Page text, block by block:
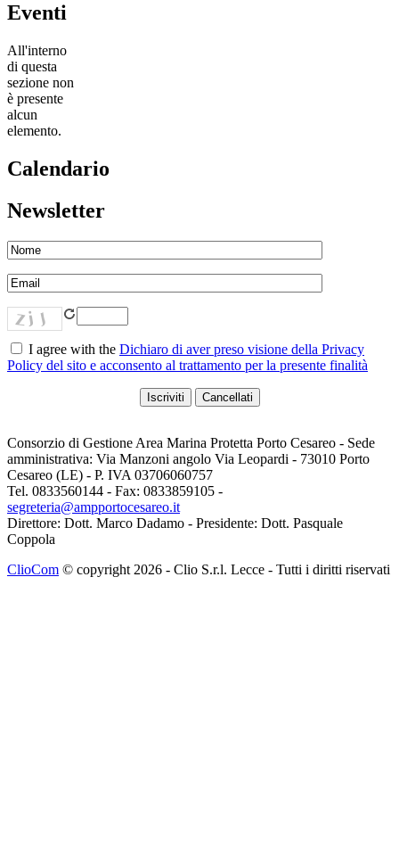
Eventi
All'interno
di questa
sezione non
è presente
alcun
elemento.
Calendario
Newsletter
I agree with the Dichiaro di aver preso visione della Privacy
Policy del sito e acconsento al trattamento per la presente finalità
Consorzio di Gestione Area Marina Protetta Porto Cesareo - Sede
amministrativa: Via Manzoni angolo Via Leopardi - 73010 Porto
Cesareo (LE) - P. IVA 03706060757
Tel. 0833560144 - Fax: 0833859105 -
segreteria@ampportocesareo.it
Direttore: Dott. Marco Dadamo - Presidente: Dott. Pasquale
Coppola
ClioCom © copyright 2026 - Clio S.r.l. Lecce - Tutti i diritti riservati